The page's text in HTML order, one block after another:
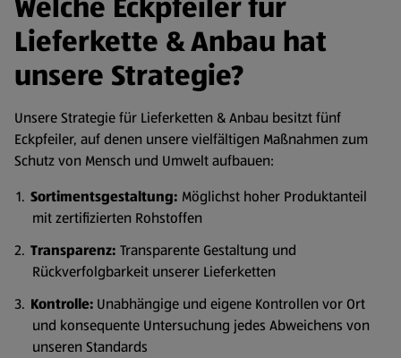
Lieferkette & Anbau hat
unsere Strategie?
Unsere Strategie für Lieferketten & Anbau besitzt fünf
Eckpfeiler, auf denen unsere vielfältigen Maßnahmen zum
Schutz von Mensch und Umwelt aufbauen:
Sortimentsgestaltung: Möglichst hoher Produktanteil
mit zertifizierten Rohstoffen
Transparenz: Transparente Gestaltung und
Rückverfolgbarkeit unserer Lieferketten
Kontrolle: Unabhängige und eigene Kontrollen vor Ort
und konsequente Untersuchung jedes Abweichens von
unseren Standards